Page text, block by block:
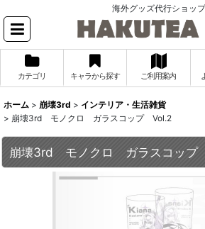
海外グッズ代行ショップ
カテゴリ キャラから探す ご利用案内
ホーム > 崩壊3rd > インテリア・生活雑貨
> 崩壊3rd モノクロ ガラスコップ Vol.2
崩壊3rd モノクロ ガラスコッ